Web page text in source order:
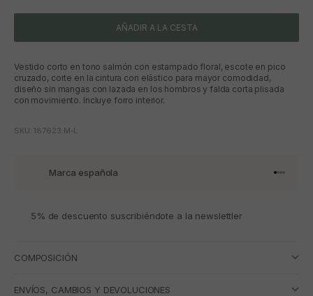
AÑADIR A LA CESTA
Vestido corto en tono salmón con estampado floral, escote en pico
cruzado, corte en la cintura con elástico para mayor comodidad,
diseño sin mangas con lazada en los hombros y falda corta plisada
con movimiento. Incluye forro interior.
SKU: 187623.M-L
Marca española Ir al
Ir al
Ir al
Ir al
5% de descuento suscribiéndote a la newslettler
COMPOSICIÓN
ENVÍOS, CAMBIOS Y DEVOLUCIONES